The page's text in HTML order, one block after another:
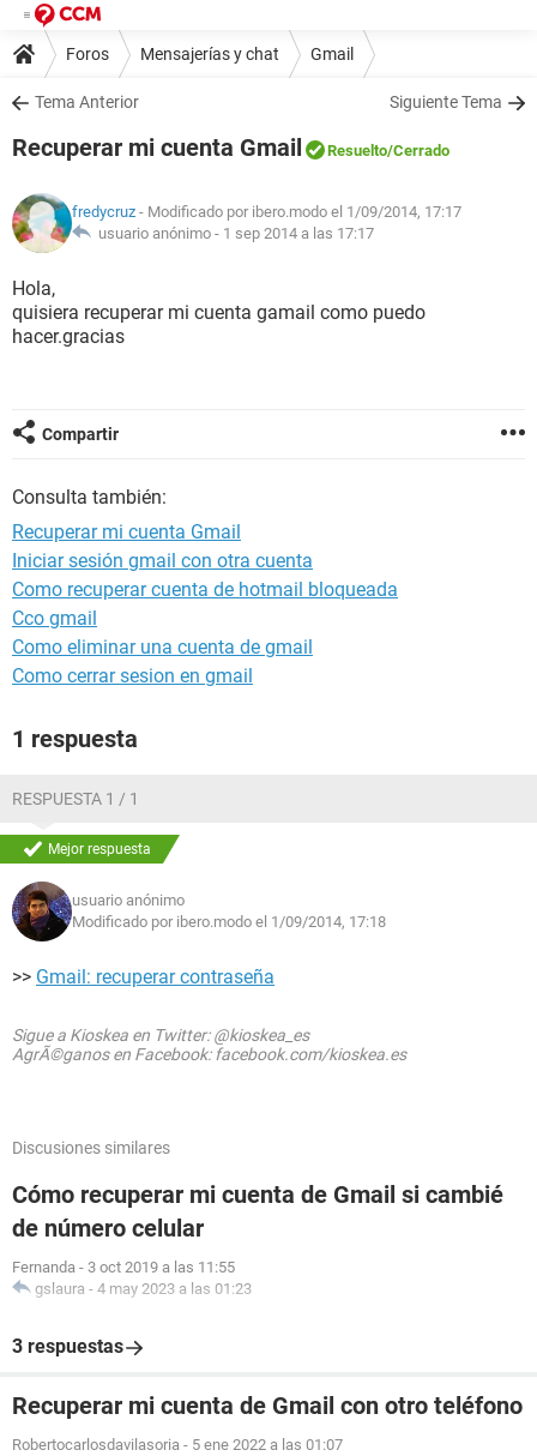
Foros Mensajerías y chat Gmail
Tema Anterior Siguiente Tema
Recuperar mi cuenta Gmail Resuelto/Cerrado
fredycruz - Modificado por ibero.modo el 1/09/2014, 17:17
usuario anónimo - 1 sep 2014 a las 17:17
Hola,
quisiera recuperar mi cuenta gamail como puedo
hacer.gracias
Compartir
Consulta también:
Recuperar mi cuenta Gmail
Iniciar sesión gmail con otra cuenta
Como recuperar cuenta de hotmail bloqueada
Cco gmail
Como eliminar una cuenta de gmail
Como cerrar sesion en gmail
1 respuesta
RESPUESTA 1 / 1
Mejor respuesta
usuario anónimo
Modificado por ibero.modo el 1/09/2014, 17:18
>> Gmail: recuperar contraseña
Sigue a Kioskea en Twitter: @kioskea_es
AgrÃ©ganos en Facebook: facebook.com/kioskea.es
Discusiones similares
Cómo recuperar mi cuenta de Gmail si cambié
de número celular
Fernanda - 3 oct 2019 a las 11:55
gslaura - 4 may 2023 a las 01:23
3 respuestas
Recuperar mi cuenta de Gmail con otro teléfono
Robertocarlosdavilasoria - 5 ene 2022 a las 01:07